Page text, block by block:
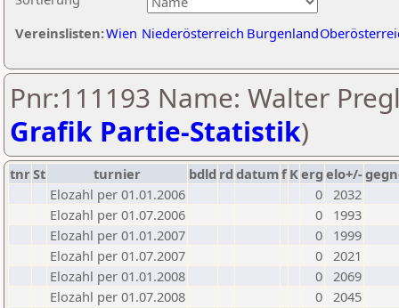
Vereinslisten:Wien Niederösterreich Burgenland
Pnr:111193 Name: Walter
Grafik Partie-Statistik)
tnrSt turnier bdld rd datumf Kerg elo+/-
Elozahl per 01.01.2006
0 2032
Elozahl per 01.07.2006
0
1993
Elozahl per 01.01.2007
0
1999
Elozahl per 01.07.2007
0 2021
Elozahl per 01.01.2008
0 2069
Elozahl per 01.07.2008
0 2045